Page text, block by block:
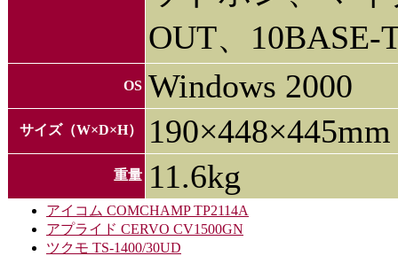
OUT、10BASE-
OS Windows 2000
サイズ（W×D×H） 190×448×445mm
重量 11.6kg
アイコム COMCHAMP TP2114A
アプライド CERVO CV1500GN
ツクモ TS-1400/30UD